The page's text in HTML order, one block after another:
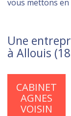
vous mettons en
Une
à Allouis
CABINET
AGNES
VOISIN